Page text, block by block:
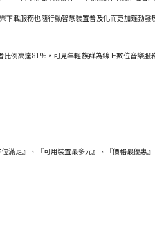
載服務也隨行動智慧裝置普及化而更加蓬勃發
例高達81%，可見年輕族群為線上數位音樂
滿足』、『可用裝置最多元』、『價格最優惠